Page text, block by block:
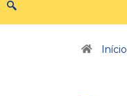
Início